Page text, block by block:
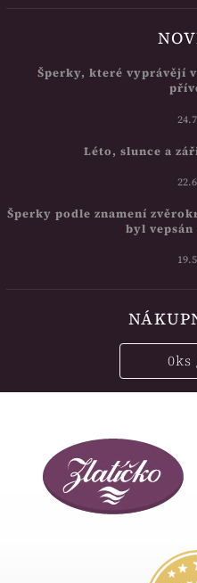
Šperky, které vyprávějí
Léto, slunce a
Šperky podle znamení
byl vepsán
0ks